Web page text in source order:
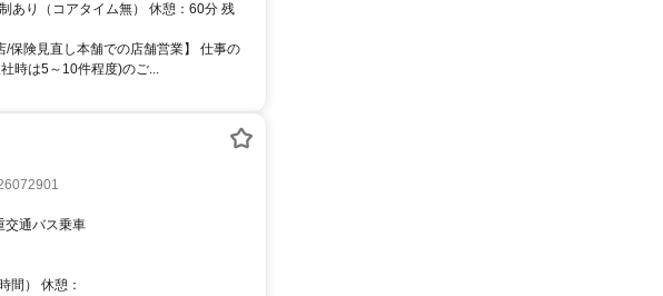
あり（コアタイム無） 休憩：60分 残
保険見直し本舗での店舗営業】 仕事の
時は5～10件程度)のご...
交通バス乗車
間） 休憩：